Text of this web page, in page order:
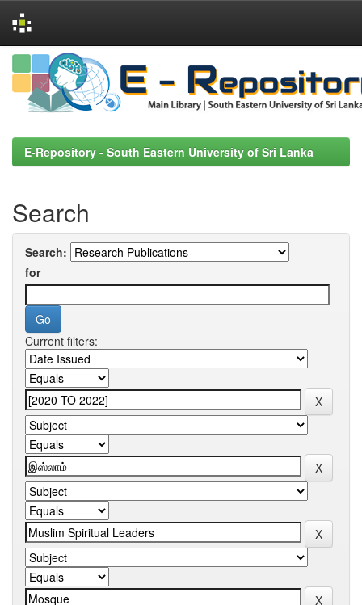
Skip
navigation
E-Repository - South Eastern University of Sri Lanka
Search
Search:
for
Current filters: